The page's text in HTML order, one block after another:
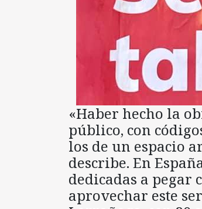
«Haber hecho la
público, con
los de un espacio
describe. En
dedicadas a pegar
aprovechar este